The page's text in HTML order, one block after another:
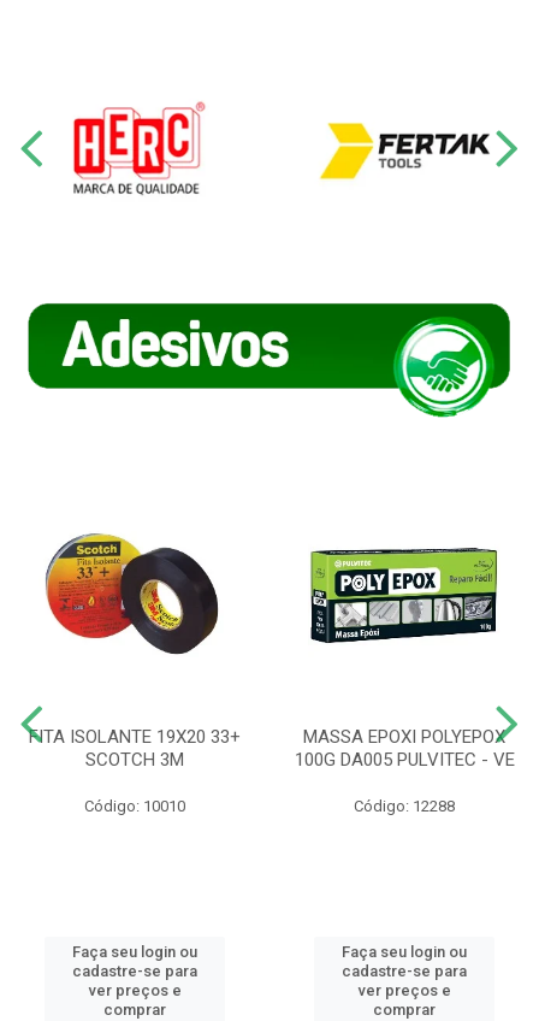
FITA ISOLANTE 19X20 33+
SCOTCH 3M
Código: 10010
Faça seu login ou
cadastre-se para
ver preços e
comprar
MASSA EPOXI POLYEPOX
100G DA005 PULVITEC - VE
Código: 12288
Faça seu login ou
cadastre-se para
ver preços e
comprar